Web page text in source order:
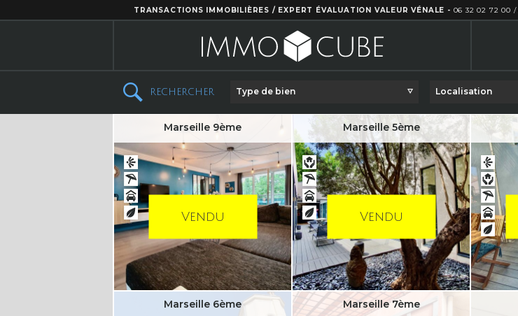
TRANSACTIONS IMMOBILIÈRES / EXPERT ÉVALUATION VALEUR VÉNALE - 06 32 02 72 00 /
Type de bien Localisation
RECHERCHER
Vendu
Marseille 9ème
Vendu
Marseille 5ème
Marseille 6ème Marseille 7ème